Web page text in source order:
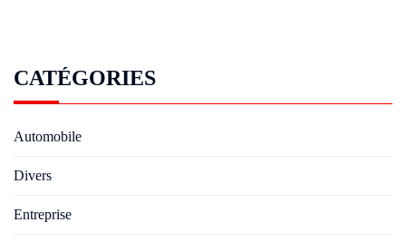
CATÉGORIES
Automobile
Divers
Entreprise